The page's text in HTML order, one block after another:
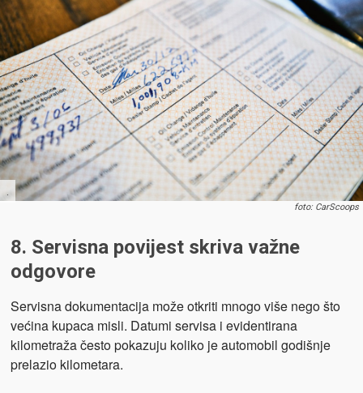
.
foto: CarScoops
8. Servisna povijest skriva važne
odgovore
Servisna dokumentacija može otkriti mnogo više nego što
većina kupaca misli. Datumi servisa i evidentirana
kilometraža često pokazuju koliko je automobil godišnje
prelazio kilometara.